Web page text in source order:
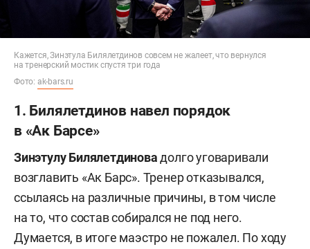
Кажется, Зинэтула Билялетдинов совсем не жалеет, что вернулся
на тренерский мостик спустя три года
Фото: ak-bars.ru
1. Билялетдинов навел порядок
в «Ак Барсе»
Зинэтулу Билялетдиновадолго уговаривали
возглавить «Ак Барс». Тренер отказывался,
ссылаясь на различные причины, в том числе
на то, что состав собирался не под него.
Думается, в итоге маэстро не пожалел. По ходу